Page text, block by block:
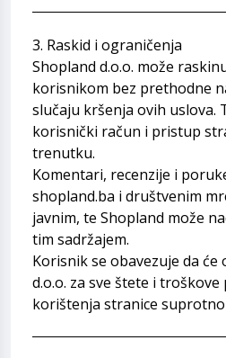
3. Raskid i ograničenja
Shopland d.o.o. može
korisnikom bez prethodne
slučaju kršenja ovih uslova.
korisnički račun i pristup
trenutku.
Komentari, recenzije i
shopland.ba i društvenim
javnim, te Shopland može
tim sadržajem.
Korisnik se obavezuje da
d.o.o. za sve štete i troškove
korištenja stranice